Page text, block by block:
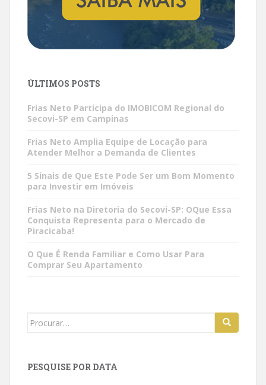
ÚLTIMOS POSTS
Frias Neto Participa do IMOBICOM Regional do
Secovi-SP em Campinas
Frias Neto Amplia Equipe de Locação para
Atender Melhor a Demanda de Clientes
5 Sinais de Que Este Pode Ser um Bom Momento
para Investir em Imóveis
Frias Neto na Diretoria do Secovi-SP: OQue Essa
Conquista Representa para o Mercado de
Piracicaba!
O Que É Renda Familiar e Como Usar Para
Comprar Seu Apartamento
Search
PESQUISE POR DATA